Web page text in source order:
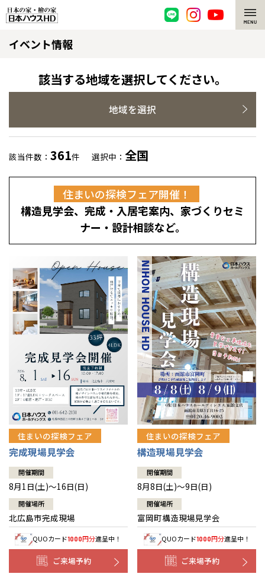
脱炭素・檜の家
環境にやさしい、脱炭素社会の住宅
耐震構造
高耐久住宅
高断熱・高気密の家
エネルギー自給自足
感謝訪問・長期保証
直営工事
1メーターモジュール
冷暖房標準装備
24時間対応コールセンター
デザイン賞各種受賞
セントラルヒーティング
選ばれる理由
檜の魅力 トップ
檜と日本人
1000年を超えて生きる檜
知られざる檜の効果・作用
理想の木材「檜」
注文住宅
グレートステージ
平屋の家
外観・インテリア集
暮らし方提案
住まいのコラム
住まいのお手入れ集
リフォーム トップ
選ばれる理由
リフォームの流れ
介護保険利用で快適リフォーム
賃貸併用住宅のメリット
安心のサポートシステム
展示場案内
分譲住宅・土地
分譲マンション
分譲マンション トップ
ワザックとは
高い信頼性
安心の管理体制
ギャラリー
会社情報
会社情報 トップ
ニュースリリース
代表ごあいさつ
企業理念
会社概要
事業部紹介
お問い合わせ
会員サイト
イベント情報
該当する地域を選択してください。
地域を選択
該当件数： 361件 選択中： 全国
住まいの探検フェア開催！
構造見学会、完成・入居宅案内、家づくりセミ
ナー・設計相談など。
住まいの探検フェア
完成現場見学会
開催期間
8月1日(土)～16日(日)
開催場所
北広島市完成現場
QUOカード1000円分進呈中！
ご来場予約
住まいの探検フェア
構造現場見学会
開催期間
8月8日(土)～9日(日)
開催場所
富岡町構造現場見学会
QUOカード1000円分進呈中！
ご来場予約